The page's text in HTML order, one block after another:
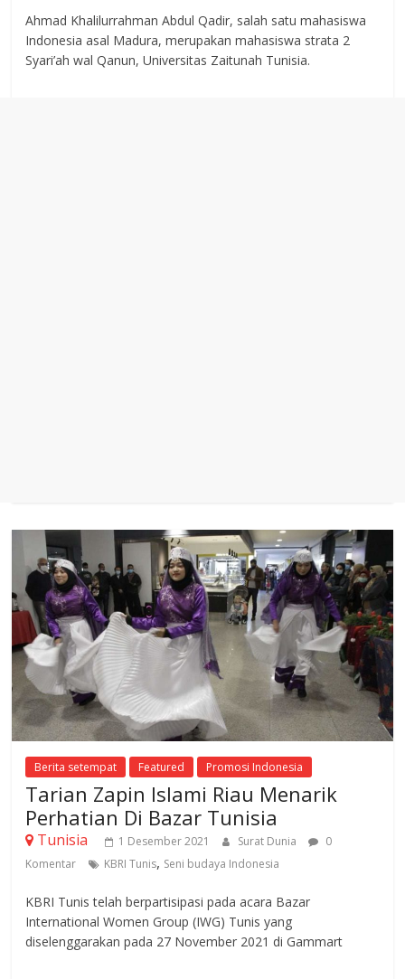
Ahmad Khalilurrahman Abdul Qadir, salah satu mahasiswa
Indonesia asal Madura, merupakan mahasiswa strata 2
Syari’ah wal Qanun, Universitas Zaitunah Tunisia.
Berita setempat Featured Promosi Indonesia
Tarian Zapin Islami Riau Menarik
Perhatian Di Bazar Tunisia
Tunisia 1 Desember 2021 Surat Dunia
0
Komentar
KBRI Tunis, Seni budaya Indonesia
KBRI Tunis telah berpartisipasi pada acara Bazar
International Women Group (IWG) Tunis yang
diselenggarakan pada 27 November 2021 di Gammart